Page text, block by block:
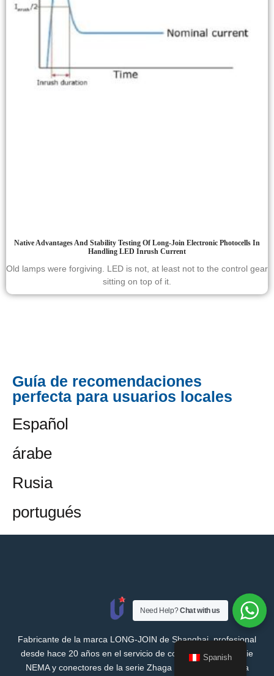
Native Advantages And Stability Testing Of Long-Join Electronic Photocells In
Handling LED Inrush Current
Old lamps were forgiving. LED is not, at least not to the control gear
sitting on top of it.
Guía de recomendaciones
perfecta para usuarios locales
Español
árabe
Rusia
portugués
Fabricante de la marca LONG-JOIN de Shanghai, profesional
desde hace 20 años en el servicio de conectores de la serie
NEMA y conectores de la serie Zhaga para satisfacer una
Spanish
Need Help?Chat with us